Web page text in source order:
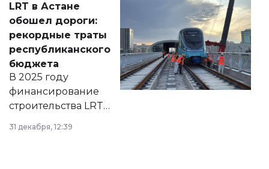
документ
появился в базе
нормативных
правовых актов и
на сайте маслихат
города.
LRT в Астане
обошел дороги:
рекордные траты
республиканского
бюджета
В 2025 году
финансирование
строительства LRT
в Астане из
республиканского
31 декабря, 12:39